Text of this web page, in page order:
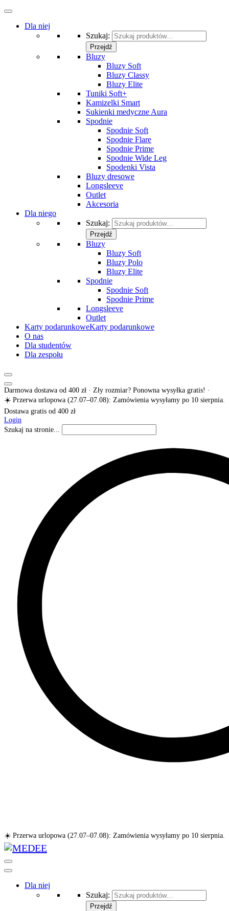
Dla niej
Szukaj:
Przejdź
Bluzy
Bluzy Soft
Bluzy Classy
Bluzy Elite
Tuniki Soft+
Kamizelki Smart
Sukienki medyczne Aura
Spodnie
Spodnie Soft
Spodnie Flare
Spodnie Prime
Spodnie Wide Leg
Spodenki Vista
Bluzy dresowe
Longsleeve
Outlet
Akcesoria
Dla niego
Szukaj:
Przejdź
Bluzy
Bluzy Soft
Bluzy Polo
Bluzy Elite
Spodnie
Spodnie Soft
Spodnie Prime
Longsleeve
Outlet
Karty podarunkoweKarty podarunkowe
O nas
Dla studentów
Dla zespołu
Darmowa dostawa od 400 zł · Zły rozmiar? Ponowna wysyłka gratis! ·
☀️ Przerwa urlopowa (27.07–07.08): Zamówienia wysyłamy po 10 sierpnia.
Dostawa gratis od 400 zł
Login
Szukaj na stronie...
☀️ Przerwa urlopowa (27.07–07.08): Zamówienia wysyłamy po 10 sierpnia.
Dla niej
Szukaj:
Przejdź